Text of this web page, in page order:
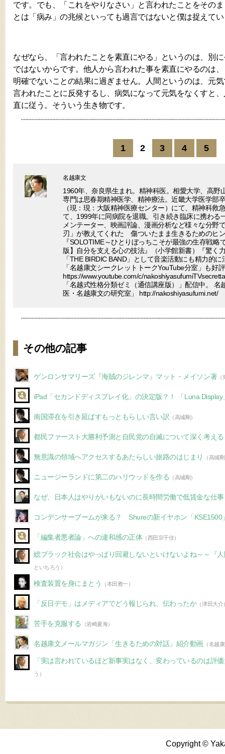
です。でも、「これをやりなさい」と言われたことをその
とは「病み」の兆候といっても過言ではないと僕は捉えて
なぜなら、「言われたことを素直にやる」というのは、別
ではないからです。他人から言われた事を素直にやるのは
明確でないことの結果に過ぎません。人間というのは、元
言われたことに反発するし、病気になって元気をなくすと
直に従う。そういう生き物です。
1 2 3 4 5
名越康文
1960年、奈良県生まれ。精神科医。相愛大学、高野
専門は思春期精神医学、精神療法。近畿大学医学部
（現：現：大阪精神医療センター）にて、精神科救
て、1999年に同病院を退職。引き続き臨床に携わる
メンテーター、映画評論、漫画分析など様々な分野
刃」が教えてくれた 傷ついたまま生きるためのヒ
『SOLOTIME～ひとりぼっちこそが最強の生存戦略
版】自分を支える心の技法』（小学館新書）『驚く
「THE BIRDIC BAND」として音楽活動にも精力的
「名越康文シークレットトークYouTube分室」も好
https://www.youtube.com/c/
「名越式性格分類ゼミ（通信講座版）」配信中。
医・名越康文の研究室」 http://nakoshiyasufumi.net/
その他の記事
ゲンロンサマリーズ『海賊のジレンマ』マット・メイソン著
iPad「セカンドディスプレイ化」の決定版？！ 「Luna Display
南国滞在を引き延ばすもっともらしい言い訳 （高城剛）
都民ファースト大勝利予測と自民党の自滅について深く考える
無意識の領域へアクセスするあたらしい旅路のはじまり （高城
ニュージーランドに第二のハリウッドを作る （高城剛）
なぜ、日本人はやりがいもないのに長時間労働で低賃金な仕
コンデンサーブームが来る？ Shureの新イヤホン「KSE1500
「編集者悪者論」への違和感の正体（西田宗千佳）
総ブラック社会はやっぱり回避しないといけないよね～～『
といちろう）
検査装置を身にまとう （本田雅一）
「反日デモ」はメディアでどう報じられ、伝わったか（津田大介
苦手を克服する （岩崎夏海）
名越康文メールマガジン「生きるための対話」紹介動画 （名越
「実は言われているほど新事実はなく、変わっているのは評
う）
Copyright ©